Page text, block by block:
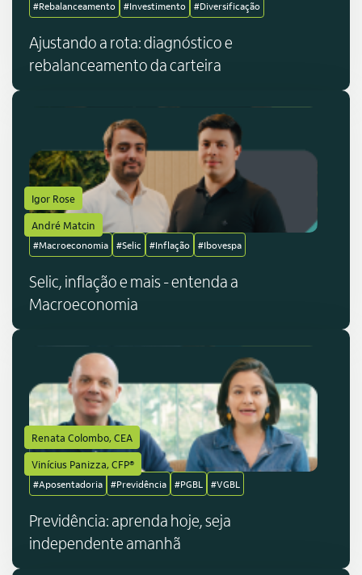
#Rebalanceamento #Investimento #Diversificação
Ajustando a rota: diagnóstico e
rebalanceamento da carteira
Igor Rose
André Matcin
#Macroeconomia #Selic #Inflação #Ibovespa
Selic, inflação e mais - entenda a
Macroeconomia
Renata Colombo, CEA
Vinícius Panizza, CFP®
#Aposentadoria #Previdência #PGBL #VGBL
Previdência: aprenda hoje, seja
independente amanhã